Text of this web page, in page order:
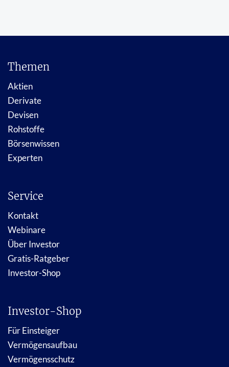
Themen
Aktien
Derivate
Devisen
Rohstoffe
Börsenwissen
Experten
Service
Kontakt
Webinare
Über Investor
Gratis-Ratgeber
Investor-Shop
Investor-Shop
Für Einsteiger
Vermögensaufbau
Vermögensschutz